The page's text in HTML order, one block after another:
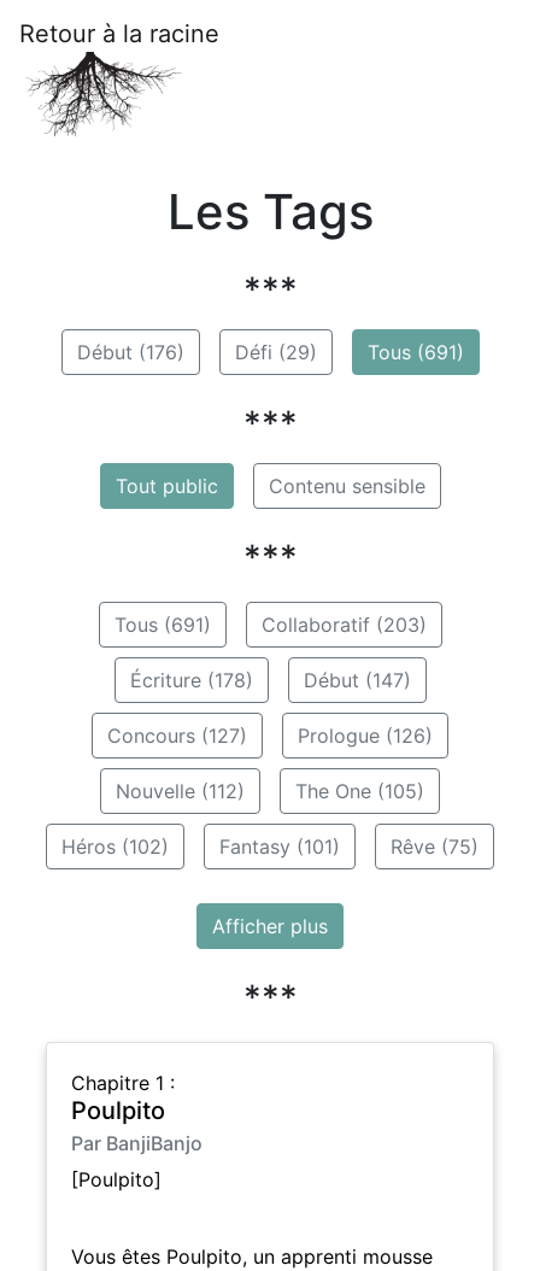
Retour à la racine
Les Tags
***
Début (176) Défi (29) Tous (691)
***
Tout public Contenu sensible
***
Tous (691) Collaboratif (203)
Écriture (178) Début (147)
Concours (127) Prologue (126)
Nouvelle (112) The One (105)
Héros (102) Fantasy (101) Rêve (75)
Afficher plus
***
Chapitre 1 :
Poulpito
Par BanjiBanjo
[Poulpito]
Vous êtes Poulpito, un apprenti mousse